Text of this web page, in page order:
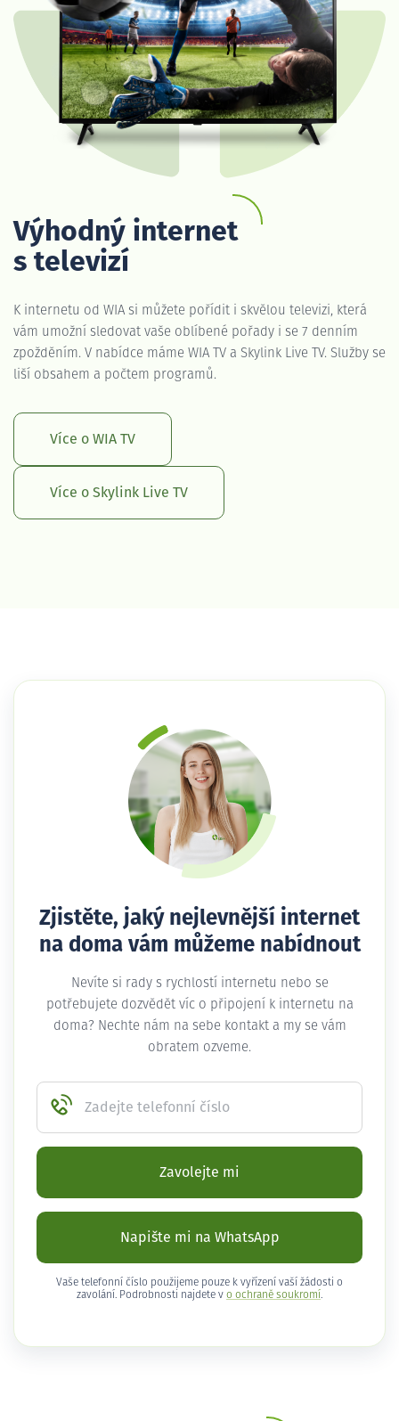
Výhodný internet
s televizí
K internetu od WIA si můžete pořídit i skvělou televizi, která
vám umožní sledovat vaše oblíbené pořady i se 7 denním
zpožděním. V nabídce máme WIA TV a Skylink Live TV. Služby se
liší obsahem a počtem programů.
Více o WIA TV
Více o Skylink Live TV
Zjistěte, jaký nejlevnější internet
na doma vám můžeme nabídnout
Nevíte si rady s rychlostí internetu nebo se
potřebujete dozvědět víc o připojení k internetu na
doma? Nechte nám na sebe kontakt a my se vám
obratem ozveme.
Zadejte telefonní číslo
Zavolejte mi
Napište mi na WhatsApp
Vaše telefonní číslo použijeme pouze k vyřízení vaší žádosti o
zavolání. Podrobnosti najdete v o ochraně soukromí .